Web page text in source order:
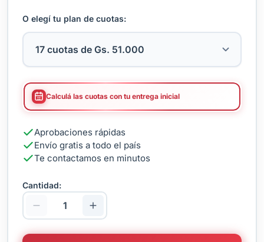
O elegí tu plan de cuotas:
Calculá las cuotas con tu entrega inicial
Aprobaciones rápidas
Envío gratis a todo el país
Te contactamos en minutos
Cantidad: